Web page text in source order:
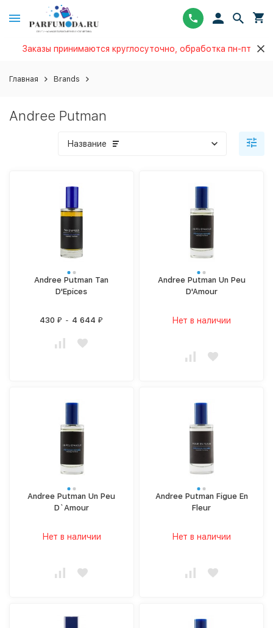
Заказы принимаются круглосуточно, обработка пн-пт
Главная Brands
Andree Putman
Название
Andree Putman Tan
D'Epices
430₽ - 4 644₽
Andree Putman Un Peu
D'Amour
Нет в наличии
Andree Putman Un Peu
D`Amour
Нет в наличии
Andree Putman Figue En
Fleur
Нет в наличии